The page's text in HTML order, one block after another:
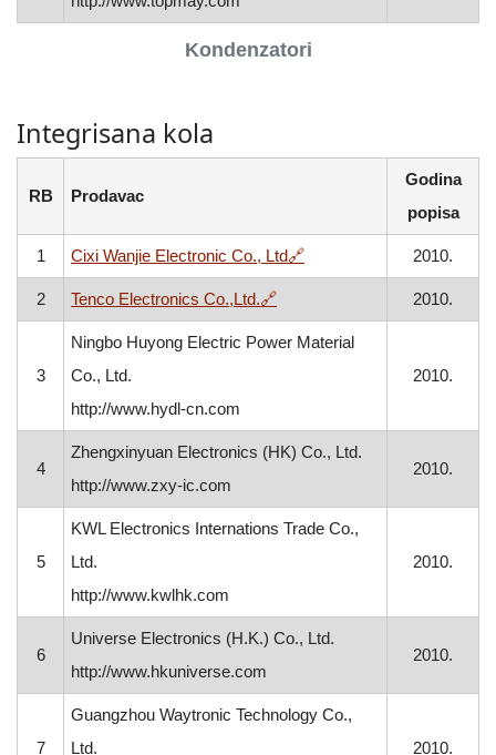
Kondenzatori
Integrisana kola
RB Prodavac
Godina
popisa
1 Cixi Wanjie Electronic Co., Ltd🔗, otvara se u novom
2010.
2 Tenco Electronics Co.,Ltd.🔗, otvara se u novom prozoru
2010.
3
Ningbo Huyong Electric Power Material
Co., Ltd.
http://www.hydl-cn.com
2010.
4
Zhengxinyuan Electronics (HK) Co., Ltd.
http://www.zxy-ic.com
2010.
5
KWL Electronics Internations Trade Co.,
Ltd.
http://www.kwlhk.com
2010.
6
Universe Electronics (H.K.) Co., Ltd.
http://www.hkuniverse.com
2010.
7
Guangzhou Waytronic Technology Co.,
Ltd.
2010.